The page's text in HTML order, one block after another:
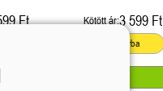
Ft Kötött ár:3 599 Ft
Kosárba